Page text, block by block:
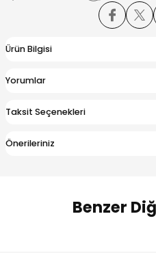
Ürün Bilgisi
Yorumlar
Taksit Seçenekleri
Önerileriniz
Benzer